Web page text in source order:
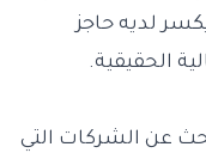
لديه حاجز
الحقيقية.
عن الشركات التي